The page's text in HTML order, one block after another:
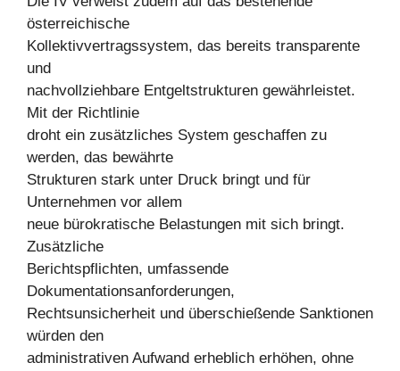
österreichische
Kollektivvertragssystem, das bereits transparente
und
nachvollziehbare Entgeltstrukturen gewährleistet.
Mit der Richtlinie
droht ein zusätzliches System geschaffen zu
werden, das bewährte
Strukturen stark unter Druck bringt und für
Unternehmen vor allem
neue bürokratische Belastungen mit sich bringt.
Zusätzliche
Berichtspflichten, umfassende
Dokumentationsanforderungen,
Rechtsunsicherheit und überschießende Sanktionen
würden den
administrativen Aufwand erheblich erhöhen, ohne